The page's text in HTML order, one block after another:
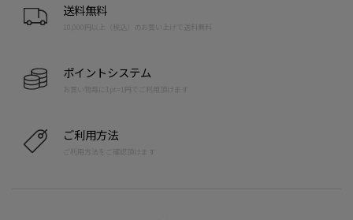
送料無料
10,000円以上（税込）のお買い上げで送料無料
ポイントシステム
お買い物毎に1pt=1円でご利用頂けます
ご利用方法
ご利用方法をご確認頂けます